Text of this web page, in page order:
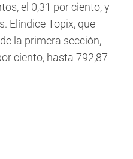
el 0,31 por ciento, y
Elíndice Topix, que
la primera sección,
ciento, hasta 792,87